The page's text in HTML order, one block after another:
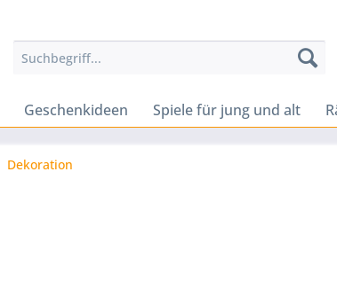
Geschenkideen Spiele für jung und alt
Dekoration